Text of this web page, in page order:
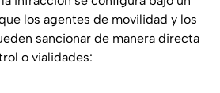
los agentes de movilidad y los
sancionar de manera directa
o vialidades: